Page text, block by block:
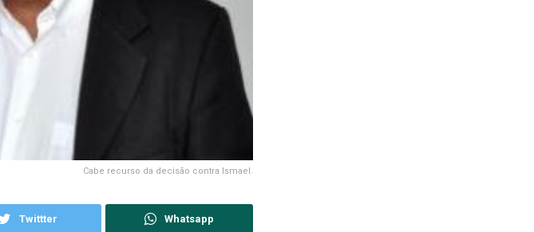
Cabe recurso da decisão contra Ismael.
Twittter Whatsapp